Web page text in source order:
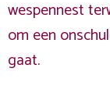
wespennest
om een
gaat.